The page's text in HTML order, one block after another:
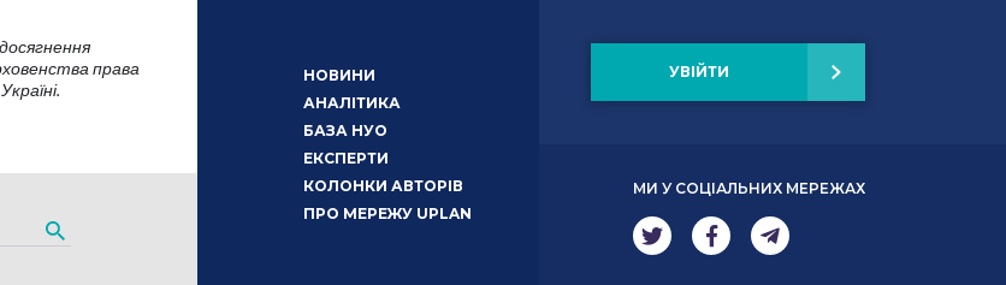
права
НОВИНИ
АНАЛІТИКА
БАЗА НУО
ЕКСПЕРТИ
КОЛОНКИ АВТОРІВ
ПРО МЕРЕЖУ UPLAN
УВІЙТИ
МИ У СОЦІАЛЬНИХ МЕРЕЖАХ